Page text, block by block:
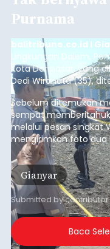
Purnama
balitribune.co.id I
Lingkungan Dalem,
Kota Denpasar, yang
Dedi Wiranata (35),
pesisir Pantai
Sebelum ditemukan
sempat
melalui pesan singkat
mengirimkan foto dua
istrinya.
Gianyar
Submitted bycontributor
Baca